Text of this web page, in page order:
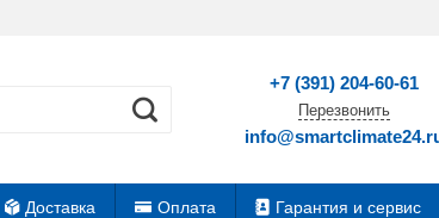
+7 (391) 204-60-61
Перезвонить
Доставка Оплата Гарантия и сервис